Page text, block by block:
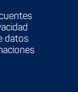
datos